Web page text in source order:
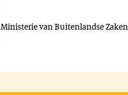
Ministerie van Buitenlandse Zaken